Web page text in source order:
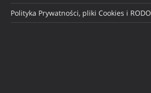
Polityka Prywatności, pliki Cookies i RODO